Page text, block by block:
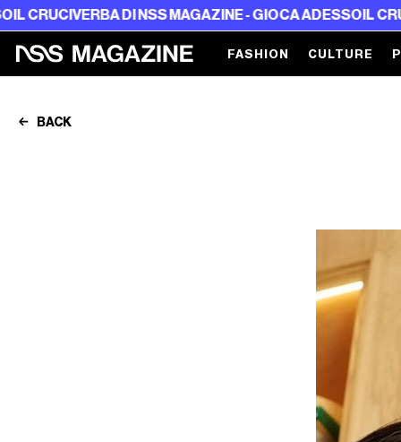
DI NSS MAGAZINE - GIOCA ADESSOIL
FASHION CULTURE
BACK